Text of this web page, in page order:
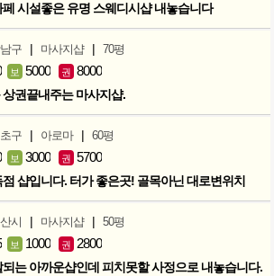
페 시설좋은 유명 스웨디시샵 내놓습니다
구 | 마사지샵 | 70평
보 5000 권 8000
상권끝내주는 마사지샵.
구 | 아로마 | 60평
보 3000 권 5700
점 샵입니다. 터가 좋은곳! 골목아닌 대로변위치
시 | 마사지샵 | 50평
보 1000 권 2800
되는 아까운샵인데 피치못할 사정으로 내놓습니다.